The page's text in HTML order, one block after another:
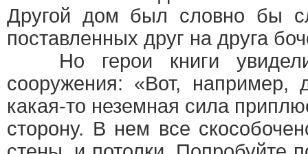
Другой дом был словно бы
поставленных друг на друга
Но герои книги
сооружения: «Вот, например,
какая-то неземная сила
сторону. В нем все